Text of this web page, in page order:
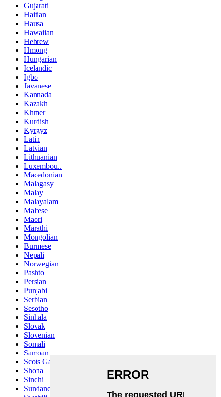
Gujarati
Haitian
Hausa
Hawaiian
Hebrew
Hmong
Hungarian
Icelandic
Igbo
Javanese
Kannada
Kazakh
Khmer
Kurdish
Kyrgyz
Latin
Latvian
Lithuanian
Luxembou..
Macedonian
Malagasy
Malay
Malayalam
Maltese
Maori
Marathi
Mongolian
Burmese
Nepali
Norwegian
Pashto
Persian
Punjabi
Serbian
Sesotho
Sinhala
Slovak
Slovenian
Somali
Samoan
Scots Gaelic
Shona
Sindhi
Sundanese